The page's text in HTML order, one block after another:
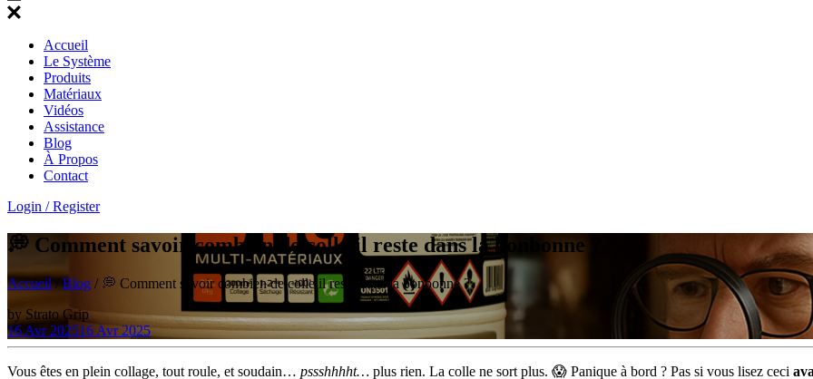
Accueil
Le Système
Produits
Matériaux
Vidéos
Assistance
Blog
À Propos
Contact
Login / Register
💭 Comment savoir combien de colle il reste dans la bonbonne ?
Accueil/Blog / 💭 Comment savoir combien de colle il reste dans la bonbonne ?
by Strato Grip
16 Avr 202516 Avr 2025
Vous êtes en plein collage, tout roule, et soudain… pssshhhht… plus rien. La colle ne sort plus. 😱 Panique à bord ? Pas si vous lisez ceci